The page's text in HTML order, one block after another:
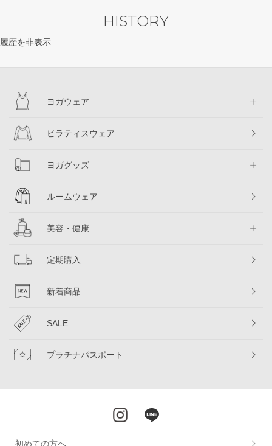
HISTORY
履歴を非表示
ヨガウェア
ピラティスウェア
ヨガグッズ
ルームウェア
美容・健康
定期購入
新着商品
SALE
プラチナパスポート
初めての方へ